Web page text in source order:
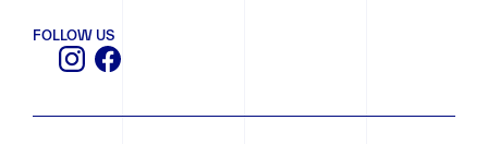
FOLLOW US